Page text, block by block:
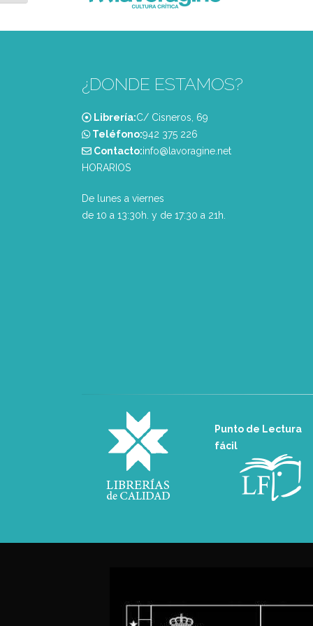
¿DONDE ESTAMOS?
Librería:C/ Cisneros, 69
Teléfono:‭942 375 226‬
Contacto:info@lavoragine.net
HORARIOS
De lunes a viernes
de 10 a 13:30h. y de 17:30 a 21h.
Punto de Lectura
fácil